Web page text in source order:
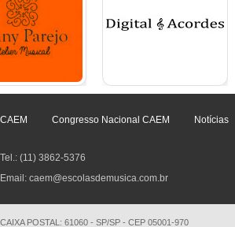
CAEM Congresso Nacional CAEM Notícias
Tel.: (11) 3862-5376
Email: caem@escolasdemusica.com.br
CAIXA POSTAL: 61060 - SP/SP - CEP 05001-970